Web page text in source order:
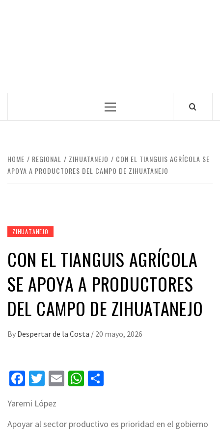
Primary
HOME REGIONAL ZIHUATANEJO
CON EL TIANGUIS AGRÍCOLA SE
APOYA A PRODUCTORES DEL CAMPO DE ZIHUATANEJO
ZIHUATANEJO
CON EL TIANGUIS AGRÍCOLA
SE APOYA A PRODUCTORES
DEL CAMPO DE ZIHUATANEJO
By Despertar de la Costa / 20 mayo, 2026
Facebook
Twitter
EmailWhatsApp
Yaremi López
Apoyar al sector productivo es prioridad en el gobierno